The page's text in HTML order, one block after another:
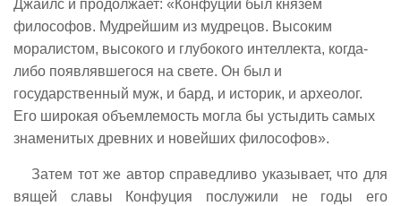
Джайлс и продолжает: «Конфуций был князем
философов. Мудрейшим из мудрецов. Высоким
моралистом, высокого и глубокого интеллекта, когда-
либо появлявшегося на свете. Он был и
государственный муж, и бард, и историк, и археолог.
Его широкая объемлемость могла бы устыдить самых
знаменитых древних и новейших философов».
Затем тот же автор справедливо указывает, что для
вящей славы Конфуция послужили не годы его